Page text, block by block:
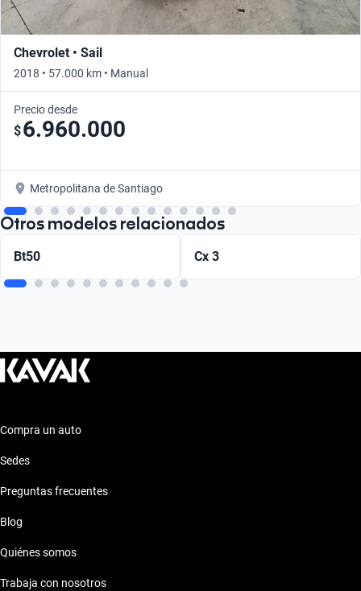
Chevrolet • Sail
2018 • 57.000 km • Manual
Precio desde
$6.960.000
Metropolitana de Santiago
Otros modelos relacionados
Bt50 Cx 3
Compra un auto
Sedes
Preguntas frecuentes
Blog
Quiénes somos
Trabaja con nosotros